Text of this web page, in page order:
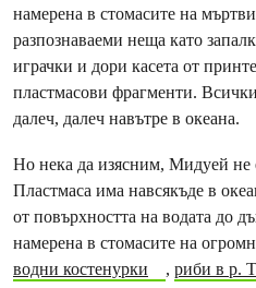
намерена в стомасите на
разпознаваеми неща като
играчки и дори касета от
пластмасови фрагменти.
далеч, далеч навътре в океана.
Но нека да изясним, Мидуей не
Пластмаса има навсякъде в
от повърхността на водата до
намерена в стомасите на
водни костенурки
, риби в р.